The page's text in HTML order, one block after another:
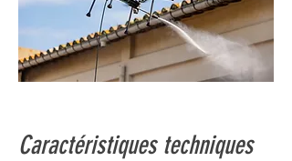
Caractéristiques techniques